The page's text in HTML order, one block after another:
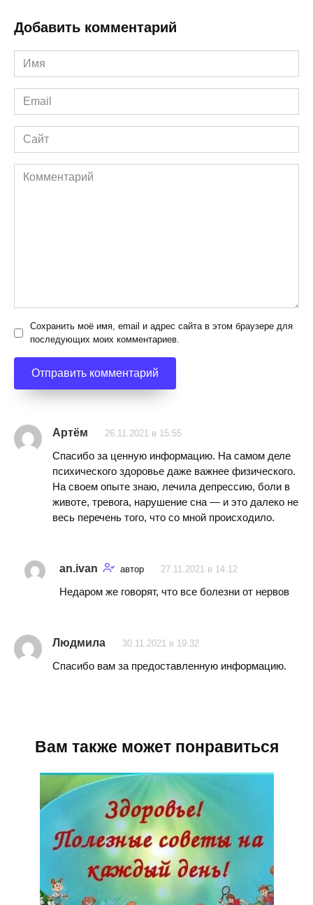
Добавить комментарий
Имя
*
Email
*
Сайт
Комментарий
Сохранить моё имя, email и адрес сайта в этом браузере для
последующих моих комментариев.
Артём 26.11.2021 в 15:55
Спасибо за ценную информацию. На самом деле
психического здоровье даже важнее физического.
На своем опыте знаю, лечила депрессию, боли в
животе, тревога, нарушение сна — и это далеко не
весь перечень того, что со мной происходило.
an.ivan автор 27.11.2021 в 14:12
Недаром же говорят, что все болезни от нервов
Людмила 30.11.2021 в 19:32
Спасибо вам за предоставленную информацию.
Вам также может понравиться